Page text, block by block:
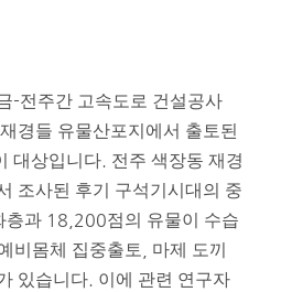
-전주간 고속도로 건설공사
경들 유물산포지에서 출토된
대상입니다. 전주 색장동 재경
조사된 후기 구석기시대의 중
층과 18,200점의 유물이 수습
비몸체 집중출토
마제 도끼
있습니다. 이에 관련 연구자